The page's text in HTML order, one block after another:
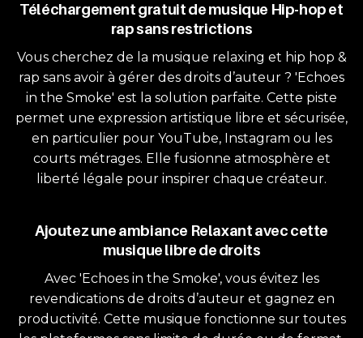
Téléchargement gratuit de musique Hip-hop et
rap sans restrictions
Vous cherchez de la musique relaxing et hip hop &
rap sans avoir à gérer des droits d’auteur ? 'Echoes
in the Smoke' est la solution parfaite. Cette piste
permet une expression artistique libre et sécurisée,
en particulier pour YouTube, Instagram ou les
courts métrages. Elle fusionne atmosphère et
liberté légale pour inspirer chaque créateur.
Ajoutez une ambiance Relaxant avec cette
musique libre de droits
Avec 'Echoes in the Smoke', vous évitez les
revendications de droits d’auteur et gagnez en
productivité. Cette musique fonctionne sur toutes